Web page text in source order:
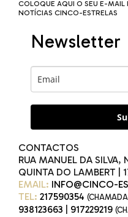
COLOQUE AQUI O SEU E-MAIL
NOTÍCIAS CINCO-ESTRELAS
Newsletter
CONTACTOS
RUA MANUEL DA SILVA,
QUINTA DO LAMBERT |
EMAIL: INFO@CINCO-
TEL: 217590354
938123663 917229219